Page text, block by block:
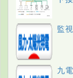
監
九